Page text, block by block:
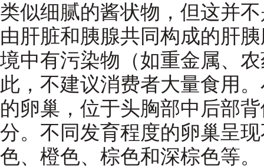
类似细腻的酱状物，但这并
由肝脏和胰腺共同构成的肝
境中有污染物（如重金属、
此，不建议消费者大量食用
的卵巢，位于头胸部中后部
分。不同发育程度的卵巢呈
色、橙色、棕色和深棕色等。